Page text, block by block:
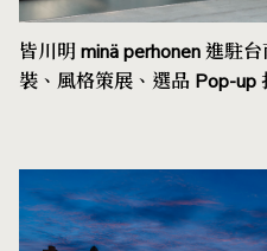
皆川明 minä perhonen 進駐
裝、風格策展、選品 Pop-up